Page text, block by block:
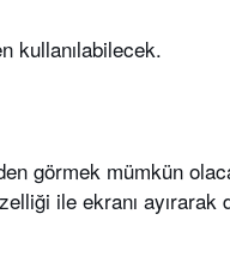
kullanılabilecek.
görmek mümkün
ile ekranı ayırarak